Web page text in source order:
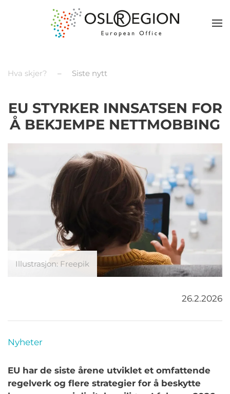
Hva skjer? Siste nytt
EU STYRKER INNSATSEN FOR
Å BEKJEMPE NETTMOBBING
Illustrasjon: Freepik
26.2.2026
Nyheter
EU har de siste årene utviklet et omfattende
regelverk og flere strategier for å beskytte